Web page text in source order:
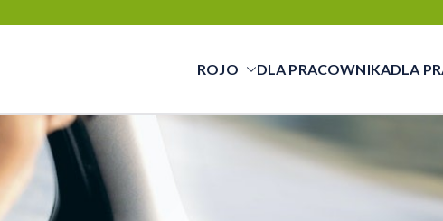
pracownikiem
ROJO DLA PRACOWNIKADLA